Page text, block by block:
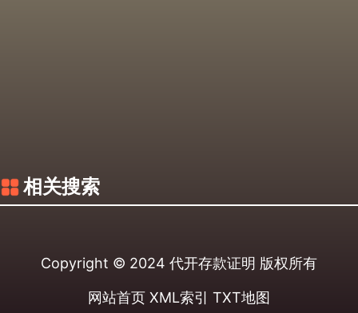
相关搜索
Copyright © 2024 代开存款证明 版权所有
网站首页 XML索引 TXT地图